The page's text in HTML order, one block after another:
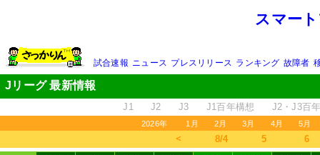
スマー
試合速報 ニュース プレスリリース ランキング 故障者
Jリーグ 最新情報
J1 J2 J3 J1百年構想 J2・J3百
2026年 1月 2月 3月 4月 5月
＜ 8/4 5 6